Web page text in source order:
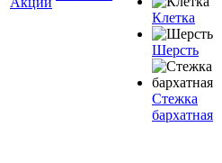
Клетка
Шерсть
Стежка
бархатная